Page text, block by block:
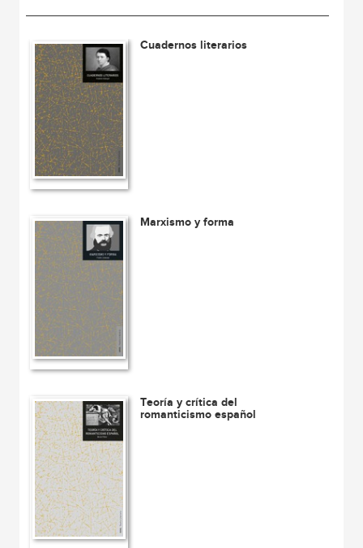
Cuadernos literarios
Marxismo y forma
Teoría y crítica del
romanticismo español